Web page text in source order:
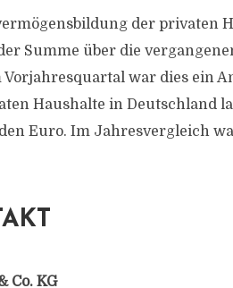
der privaten
Summe über die
war dies ein
Haushalte in Deutschland
Euro. Im Jahresvergleich
Co. KG